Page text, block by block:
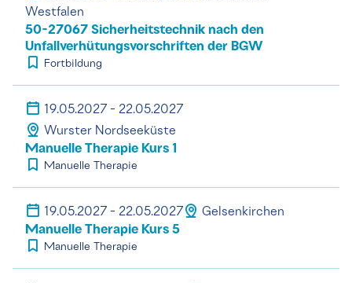
Westfalen
50-27067 Sicherheitstechnik nach den
Unfallverhütungsvorschriften der BGW
Fortbildung
19.05.2027 - 22.05.2027
Wurster Nordseeküste
Manuelle Therapie Kurs 1
Manuelle Therapie
19.05.2027 - 22.05.2027 Gelsenkirchen
Manuelle Therapie Kurs 5
Manuelle Therapie